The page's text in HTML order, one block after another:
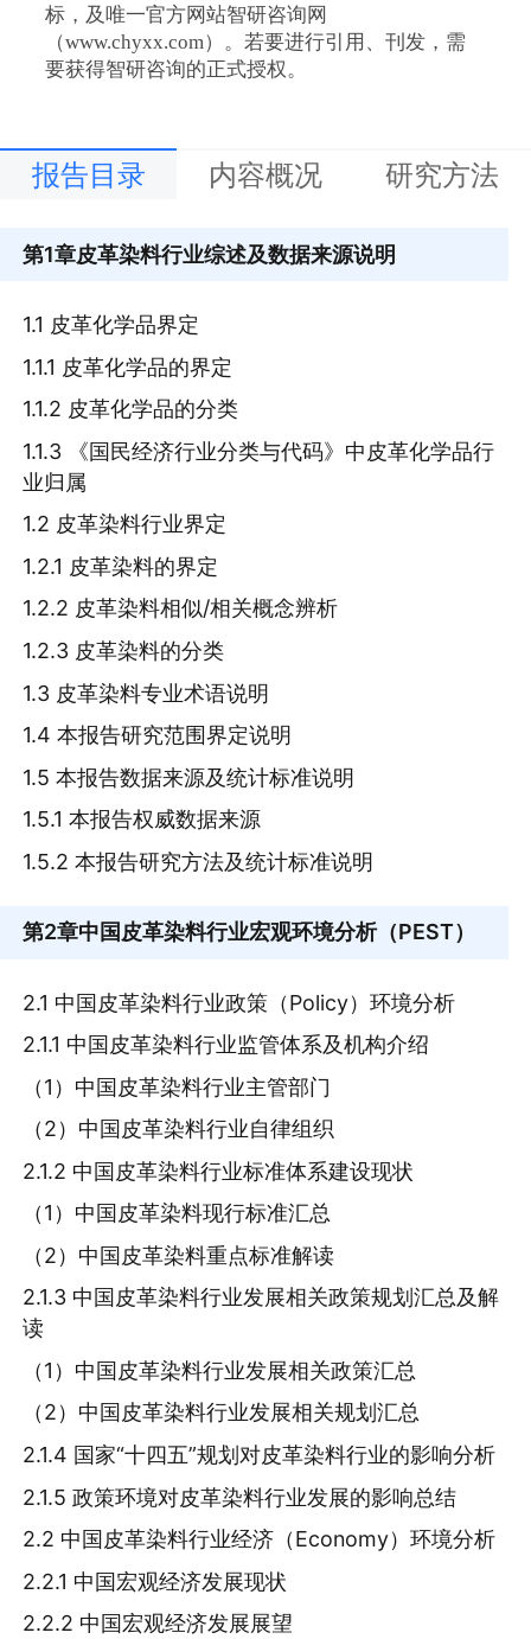
标，及唯一官方网站智研咨询网
（www.chyxx.com）。若要进行引用、刊发，需
要获得智研咨询的正式授权。
报告目录 内容概况 研究方法
第1章皮革染料行业综述及数据来源说明
1.1 皮革化学品界定
1.1.1 皮革化学品的界定
1.1.2 皮革化学品的分类
1.1.3 《国民经济行业分类与代码》中皮革化学品行
业归属
1.2 皮革染料行业界定
1.2.1 皮革染料的界定
1.2.2 皮革染料相似/相关概念辨析
1.2.3 皮革染料的分类
1.3 皮革染料专业术语说明
1.4 本报告研究范围界定说明
1.5 本报告数据来源及统计标准说明
1.5.1 本报告权威数据来源
1.5.2 本报告研究方法及统计标准说明
第2章中国皮革染料行业宏观环境分析（PEST）
2.1 中国皮革染料行业政策（Policy）环境分析
2.1.1 中国皮革染料行业监管体系及机构介绍
（1）中国皮革染料行业主管部门
（2）中国皮革染料行业自律组织
2.1.2 中国皮革染料行业标准体系建设现状
（1）中国皮革染料现行标准汇总
（2）中国皮革染料重点标准解读
2.1.3 中国皮革染料行业发展相关政策规划汇总及解
读
（1）中国皮革染料行业发展相关政策汇总
（2）中国皮革染料行业发展相关规划汇总
2.1.4 国家“十四五”规划对皮革染料行业的影响分析
2.1.5 政策环境对皮革染料行业发展的影响总结
2.2 中国皮革染料行业经济（Economy）环境分析
2.2.1 中国宏观经济发展现状
2.2.2 中国宏观经济发展展望